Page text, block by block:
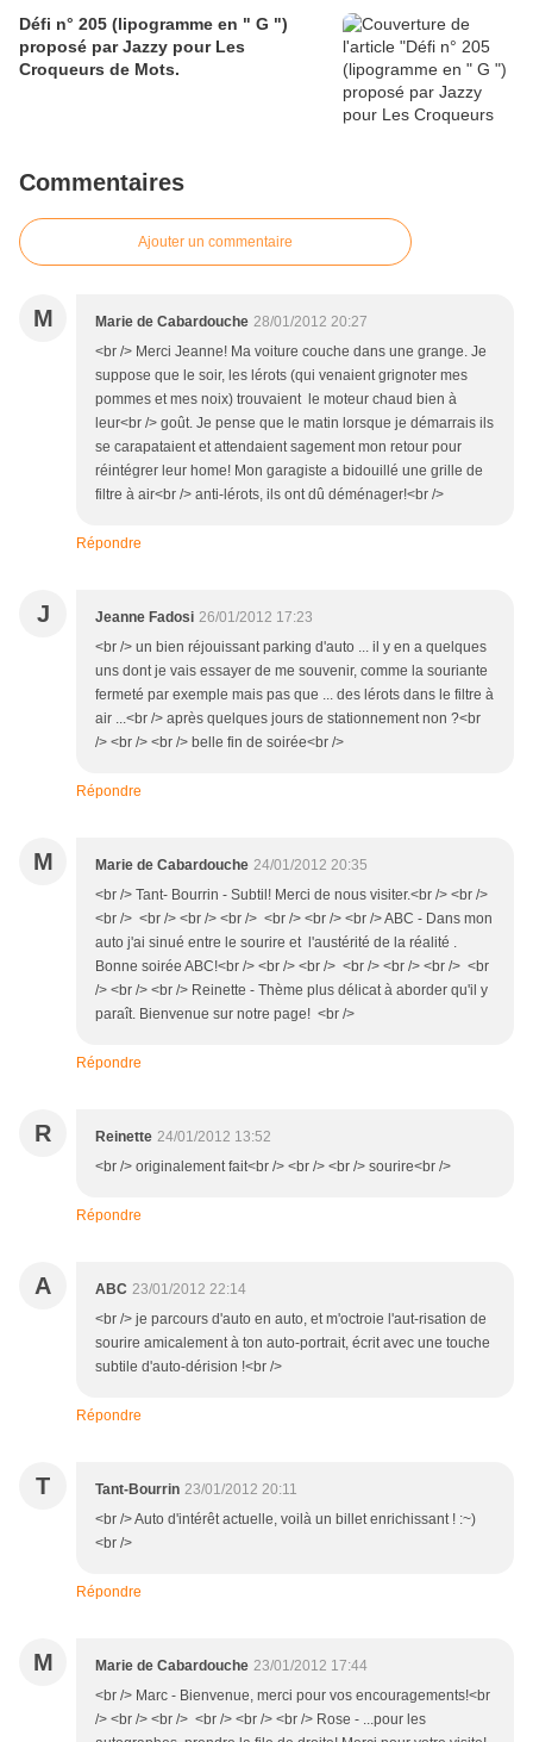
Défi n° 205 (lipogramme en " G ")
proposé par Jazzy pour Les
Croqueurs de Mots.
Commentaires
Ajouter un commentaire
M Marie de Cabardouche 28/01/2012 20:27
<br /> Merci Jeanne! Ma voiture couche dans une grange. Je
suppose que le soir, les lérots (qui venaient grignoter mes
pommes et mes noix) trouvaient le moteur chaud bien à
leur<br /> goût. Je pense que le matin lorsque je démarrais ils
se carapataient et attendaient sagement mon retour pour
réintégrer leur home! Mon garagiste a bidouillé une grille de
filtre à air<br /> anti-lérots, ils ont dû déménager!<br />
Répondre
J Jeanne Fadosi 26/01/2012 17:23
<br /> un bien réjouissant parking d'auto ... il y en a quelques
uns dont je vais essayer de me souvenir, comme la souriante
fermeté par exemple mais pas que ... des lérots dans le filtre à
air ...<br /> après quelques jours de stationnement non ?<br
/> <br /> <br /> belle fin de soirée<br />
Répondre
M Marie de Cabardouche 24/01/2012 20:35
<br /> Tant- Bourrin - Subtil! Merci de nous visiter.<br /> <br />
<br /> <br /> <br /> <br /> <br /> <br /> <br /> ABC - Dans mon
auto j'ai sinué entre le sourire et l'austérité de la réalité .
Bonne soirée ABC!<br /> <br /> <br /> <br /> <br /> <br /> <br
/> <br /> <br /> Reinette - Thème plus délicat à aborder qu'il y
paraît. Bienvenue sur notre page! <br />
Répondre
R Reinette 24/01/2012 13:52
<br /> originalement fait<br /> <br /> <br /> sourire<br />
Répondre
A ABC 23/01/2012 22:14
<br /> je parcours d'auto en auto, et m'octroie l'aut-risation de
sourire amicalement à ton auto-portrait, écrit avec une touche
subtile d'auto-dérision !<br />
Répondre
T Tant-Bourrin 23/01/2012 20:11
<br /> Auto d'intérêt actuelle, voilà un billet enrichissant ! :~)
<br />
Répondre
M Marie de Cabardouche 23/01/2012 17:44
<br /> Marc - Bienvenue, merci pour vos encouragements!<br
/> <br /> <br /> <br /> <br /> <br /> Rose - ...pour les